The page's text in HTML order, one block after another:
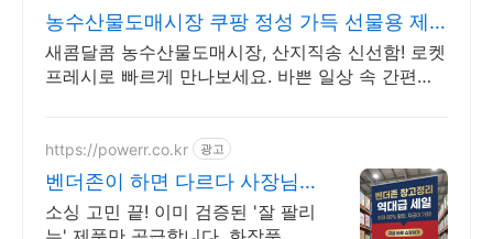
농수산물도매시장 쿠팡 정성 가득 선물용 제
격
새콤달콤 농수산물도매시장, 산지직송 신선함! 로켓
프레시로 빠르게 만나보세요. 바쁜 일상 속 간편한
https://powerr.co.kr 광고
벤더존이 하면 다르다 사장님
은 판매에만 집중하세요
소싱 고민 끝! 이미 검증된 '잘 팔리